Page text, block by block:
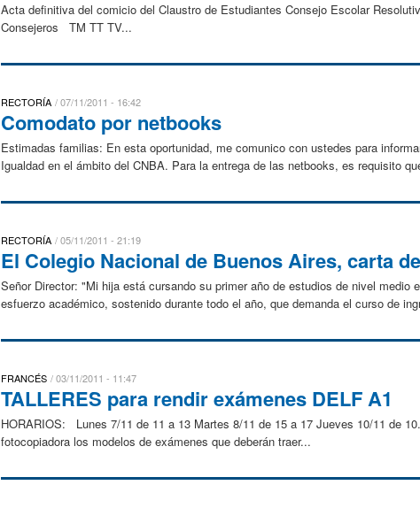
Acta definitiva del comicio del Claustro de Estudiantes Consejo Escolar
Consejeros TM TT TV...
RECTORÍA 07/11/2011 - 16:42
Comodato por netbooks
Estimadas familias: En esta oportunidad, me comunico con ustedes para
Igualdad en el ámbito del CNBA. Para la entrega de las netbooks, es requisito
RECTORÍA 05/11/2011 - 21:19
El Colegio Nacional de Buenos Aires, carta
Se­ñor Di­rec­tor: "Mi hija está cursando su primer año de estudios de nivel
esfuerzo académico, sostenido durante todo el año, que demanda el curso de
FRANCÉS 03/11/2011 - 11:47
TALLERES para rendir exámenes DELF A1
HORARIOS: Lunes 7/11 de 11 a 13 Martes 8/11 de 15 a 17 Jueves 10/11 de
fotocopiadora los modelos de exámenes que deberán traer...